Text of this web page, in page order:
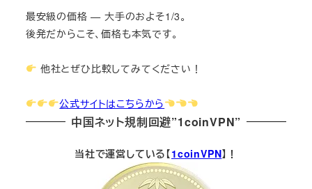
最安級の価格 — 大手のおよそ1/3。
後発だからこそ、価格も本気です。
他社とぜひ比較してみてください！
公式サイトはこちらから
中国ネット規制回避”1coinVPN”
当社で運営している【1coinVPN】！